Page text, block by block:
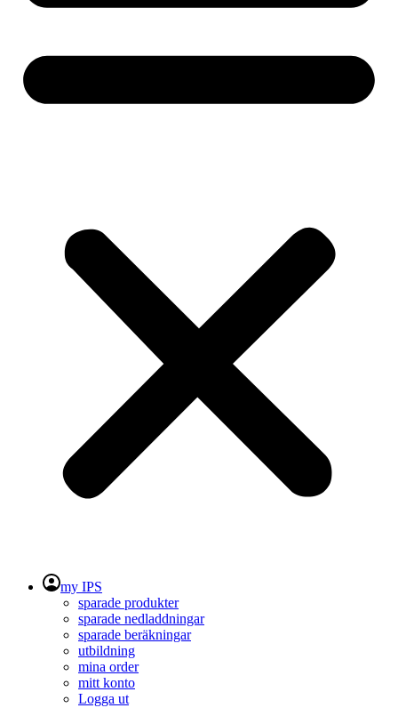
my IPS
sparade produkter
sparade nedladdningar
sparade beräkningar
utbildning
mina order
mitt konto
Logga ut